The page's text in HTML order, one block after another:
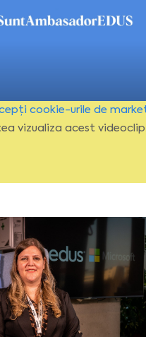
cookie-urile de
vizualiza acest